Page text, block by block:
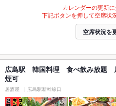
カレンダーの更新に
下記ボタンを押して空席状
空席状況を
広島駅 韓国料理 食べ飲み放題
煙可
居酒屋 広島駅新幹線口